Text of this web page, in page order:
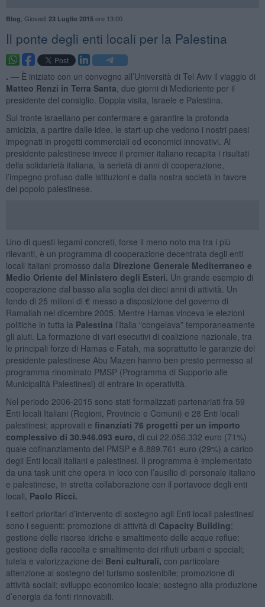
Blog Giovedì 23 Luglio 2015ore 13:00
Il ponte degli enti locali per la Palestina
. — È iniziato con un convegno all’Università di Tel Aviv il viaggio di
Matteo Renzi in Terra Santa , due giorni di Medioriente per il
presidente del consiglio. Doppia visita, Israele e Palestina.
Sul fronte israeliano per confermare e garantire la profonda
amicizia, a partire dalle idee, le start-up che vedono i nostri paesi
impegnati in progetti commerciali ed economici innovativi. Al
presidente palestinese invece il premier italiano recapita i risultati
della solidarietà italiana, la serietà di anni di cooperazione,
l’impegno profuso dalle istituzioni e dalla nostra società in favore
del popolo palestinese.
Uno di questi legami concreti, forse il meno noto ma tra i più
rilevanti, è un programma di cooperazione decentrata degli enti
locali italiani promosso dalla Direzione Generale Mediterraneo e
Medio Oriente del Ministero degli Esteri. Un grande esempio di
cooperazione dal basso alla soglia dei dieci anni di attività. Un
fondo di 25 milioni di € messo a disposizione del governo di
Ramallah nel dicembre 2005. Mentre Hamas vinceva le elezioni
politiche in tutta la Palestina l’Italia “congelava” temporaneamente
gli aiuti. La formazione di vari esecutivi di coalizione nazionale, tra
le principali forze di Hamas e Fatah, ma soprattutto le garanzie del
presidente palestinese Abu Mazen hanno ben presto permesso al
programma rinominato PMSP (Programma di Supporto alle
Municipalità Palestinesi) di entrare in operatività.
Nel periodo 2006-2015 sono stati formalizzati partenariati fra 59
Enti locali Italiani (Regioni, Provincie e Comuni) e 28 Enti locali
palestinesi; approvati e finanziati 76 progetti per un importo
complessivo di 30.946.093 euro, di cui 22.056.332 euro (71%)
quale cofinanziamento del PMSP e 8.889.761 euro (29%) a carico
degli Enti locali italiani e palestinesi. Il programma è implementato
da una task unit che opera in loco con l’ausilio di personale italiano
e palestinese, in stretta collaborazione con il portavoce degli enti
locali, Paolo Ricci.
I settori prioritari d’intervento di sostegno agli Enti locali palestinesi
sono i seguenti: promozione di attività di Capacity Building;
gestione delle risorse idriche e smaltimento delle acque reflue;
gestione della raccolta e smaltimento dei rifiuti urbani e speciali;
tutela e valorizzazione dei Beni culturali, con particolare
attenzione al sostegno del turismo sostenibile; promozione di
attività sociali; sviluppo economico locale; sostegno alla produzione
d’energia da fonti rinnovabili.